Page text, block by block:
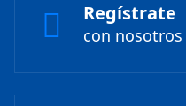
Regístrate
con nosotros